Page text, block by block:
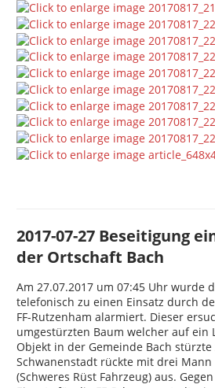
2017-07-27 Beseitigung
der Ortschaft Bach
Am 27.07.2017 um 07:45 Uhr wurde
telefonisch zu einen Einsatz durch
FF-Rutzenham alarmiert. Dieser
umgestürzten Baum welcher auf ein
Objekt in der Gemeinde Bach stürzte
Schwanenstadt rückte mit drei Mann
(Schweres Rüst Fahrzeug) aus.